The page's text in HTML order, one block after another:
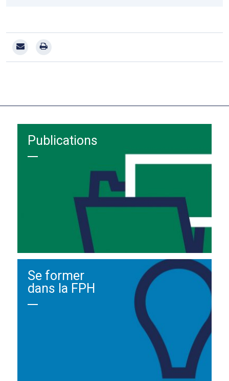
Publications
Se former
dans la FPH